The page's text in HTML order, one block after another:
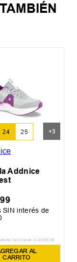
24 25 +3
Addnice
SIN interés de
nacionales: $ 49.585,95
AL
CARRITO